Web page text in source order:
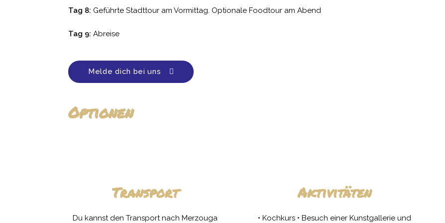
Tag 8: Geführte Stadttour am Vormittag. Optionale Foodtour am Abend
Tag 9: Abreise
Melde dich bei uns
Optionen
Transport
Du kannst den Transport nach Merzouga
Aktivitäten
• Kochkurs • Besuch einer Kunstgallerie und